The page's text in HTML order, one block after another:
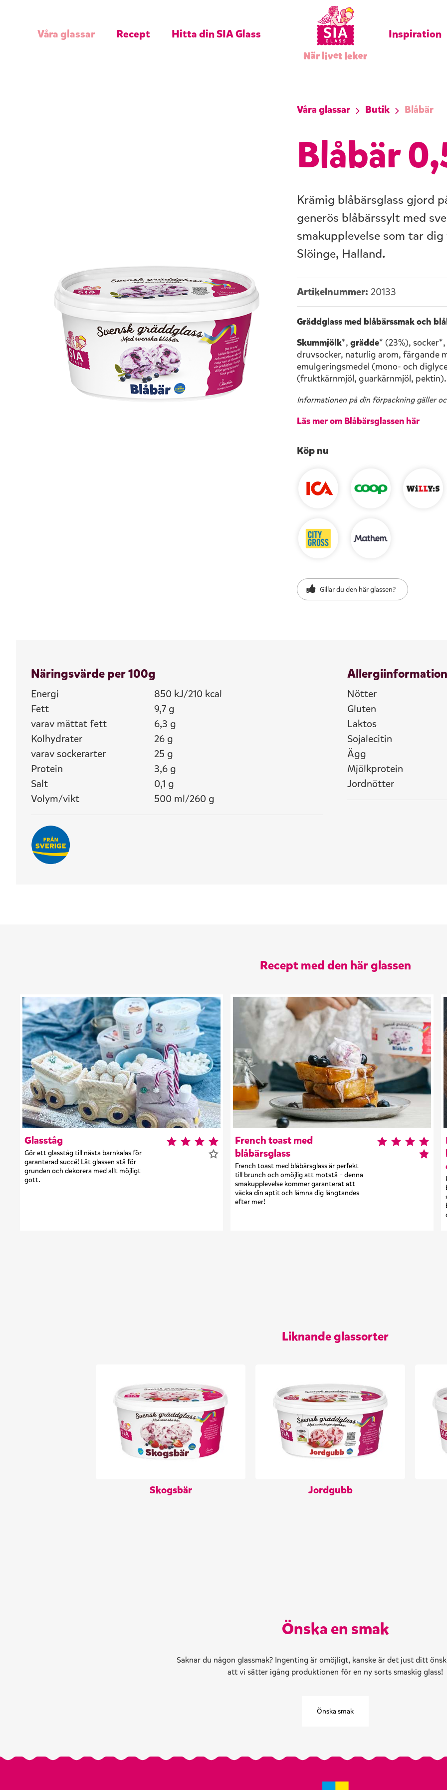
Våra glassar Recept Hitta din SIA Glass Inspiration
Våra glassar Butik Blåbär
Blåbär
Krämig blåbärsglass gjord
generös blåbärssylt med
smakupplevelse som tar
Slöinge, Halland.
Artikelnummer: 20133
Gräddglass med blåbärssmak och
Skummjölk*,grädde* (23%),
druvsocker, naturlig arom, färgande
emulgeringsmedel (mono- och
(fruktkärnmjöl, guarkärnmjöl,
Informationen på din förpackning gäller
Läs mer om Blåbärsglassen här
Köp nu
Gillar du den här glassen?
Näringsvärde per 100g
Energi
850 kJ/210 kcal
Fett
9,7 g
varav mättat fett
6,3 g
Kolhydrater
26 g
varav sockerarter
25 g
Protein
3,6 g
Salt
0,1 g
Volym/vikt
500 ml/260 g
Allergiinformation
Nötter
Gluten
Laktos
Sojalecitin
Ägg
Mjölkprotein
Jordnötter
Recept med den här glassen
Glasståg
Gör ett glasståg till nästa barnkalas för
garanterad succé! Låt glassen stå för
grunden och dekorera med allt möjligt
gott.
French toast med
blåbärsglass
French toast med blåbärsglass är perfekt
till brunch och omöjlig att motstå – denna
smakupplevelse kommer garanterat att
väcka din aptit och lämna dig längtandes
efter mer!
Liknande glassorter
Skogsbär Jordgubb
Önska en smak
Saknar du någon glassmak? Ingenting är omöjligt, kanske är det just ditt
att vi sätter igång produktionen för en ny sorts smaskig glass!
Önska smak